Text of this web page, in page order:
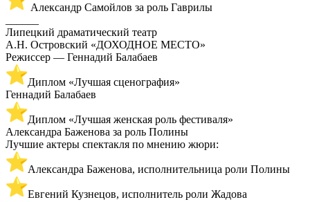
Александр Самойлов за роль Гаврилы
Липецкий драматический театр
А.Н. Островский «ДОХОДНОЕ МЕСТО»
Режиссер — Геннадий Балабаев
Диплом «Лучшая сценография»
Геннадий Балабаев
Диплом «Лучшая женская роль фестиваля»
Александра Баженова за роль Полины
Лучшие актеры спектакля по мнению жюри:
Александра Баженова, исполнительница роли Полины
Евгений Кузнецов, исполнитель роли Жадова